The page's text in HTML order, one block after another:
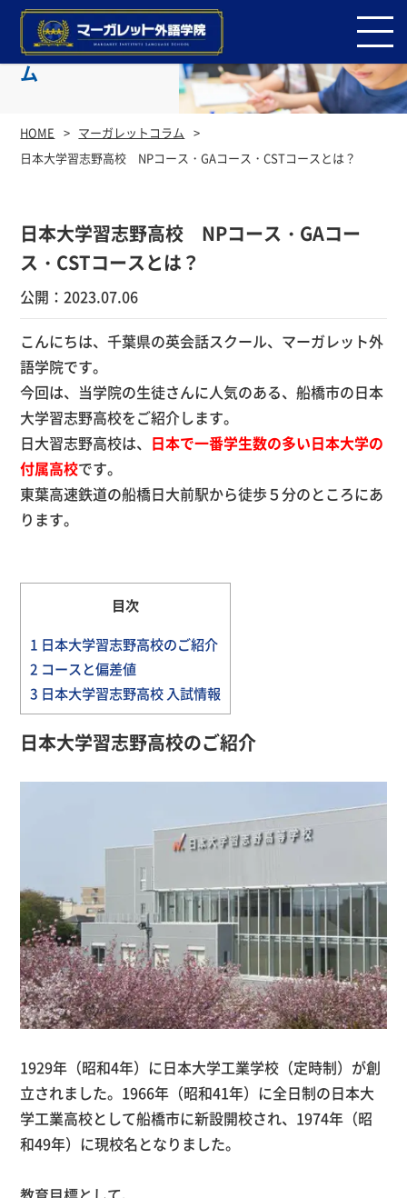
マーガレットコラ
ム
HOME
マーガレットコラム
日本大学習志野高校 NPコース・GAコース・CSTコースとは？
日本大学習志野高校 NPコース・GAコー
ス・CSTコースとは？
公開：2023.07.06
こんにちは、千葉県の英会話スクール、マーガレット外
語学院です。
今回は、当学院の生徒さんに人気のある、船橋市の日本
大学習志野高校をご紹介します。
日大習志野高校は、 日本で一番学生数の多い日本大学の
付属高校です。
東葉高速鉄道の船橋日大前駅から徒歩５分のところにあ
ります。
目次
1 日本大学習志野高校のご紹介
2 コースと偏差値
3 日本大学習志野高校 入試情報
日本大学習志野高校のご紹介
1929年（昭和4年）に日本大学工業学校（定時制）が創
立されました。 1966年（昭和41年）に全日制の日本大
学工業高校として船橋市に新設開校され、 1974年（昭
和49年）に現校名となりました。